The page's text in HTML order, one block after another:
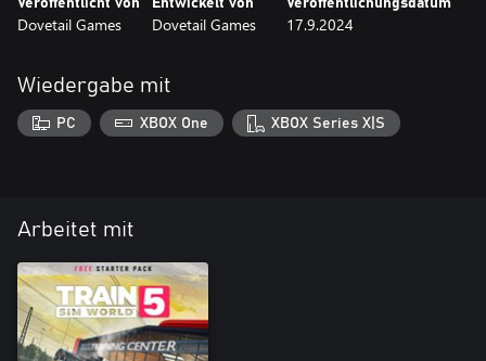
Regeneffekten so realistisch wie nur möglich machen. Dies
verleiht der Stadt, die niemals schläft, eine neue Atmosphäre.
Dovetail Games Dovetail Games 17.9.2024
Wiedergabe mit
PC XBOX One XBOX Series X|S
Arbeitet mit